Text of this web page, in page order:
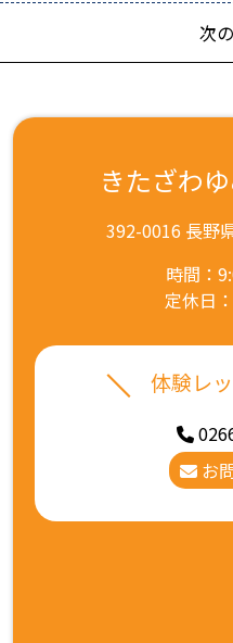
次
きたざわ
392-0016 長野
時間：
定休日
体験レ
お